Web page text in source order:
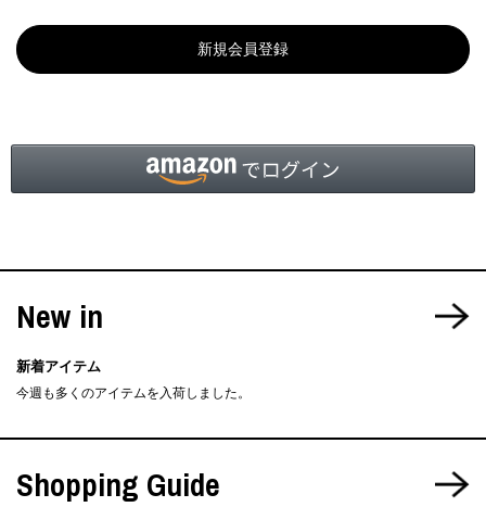
New in
新着アイテム
今週も多くのアイテムを入荷しました。
Shopping Guide